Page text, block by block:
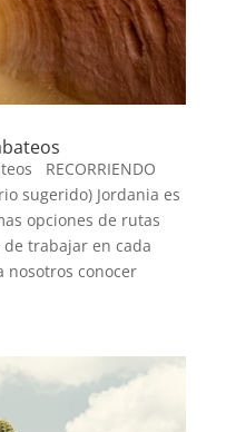
RECORRIENDO
sugerido) Jordania es
opciones de rutas
trabajar en cada
conocer